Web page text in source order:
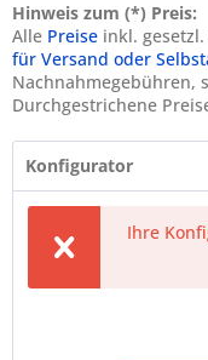
Hinweis zum (*) Preis:
Alle Preise inkl.
für Versand oder
Nachnahmegebühren,
Durchgestrichene
Konfigurator
Ihre